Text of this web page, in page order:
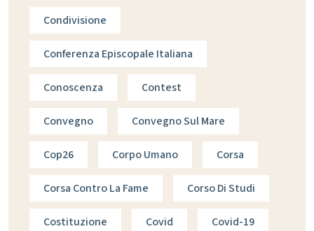
Condivisione
Conferenza Episcopale Italiana
Conoscenza Contest
Convegno Convegno Sul Mare
Cop26 Corpo Umano Corsa
Corsa Contro La Fame Corso Di Studi
Costituzione Covid Covid-19